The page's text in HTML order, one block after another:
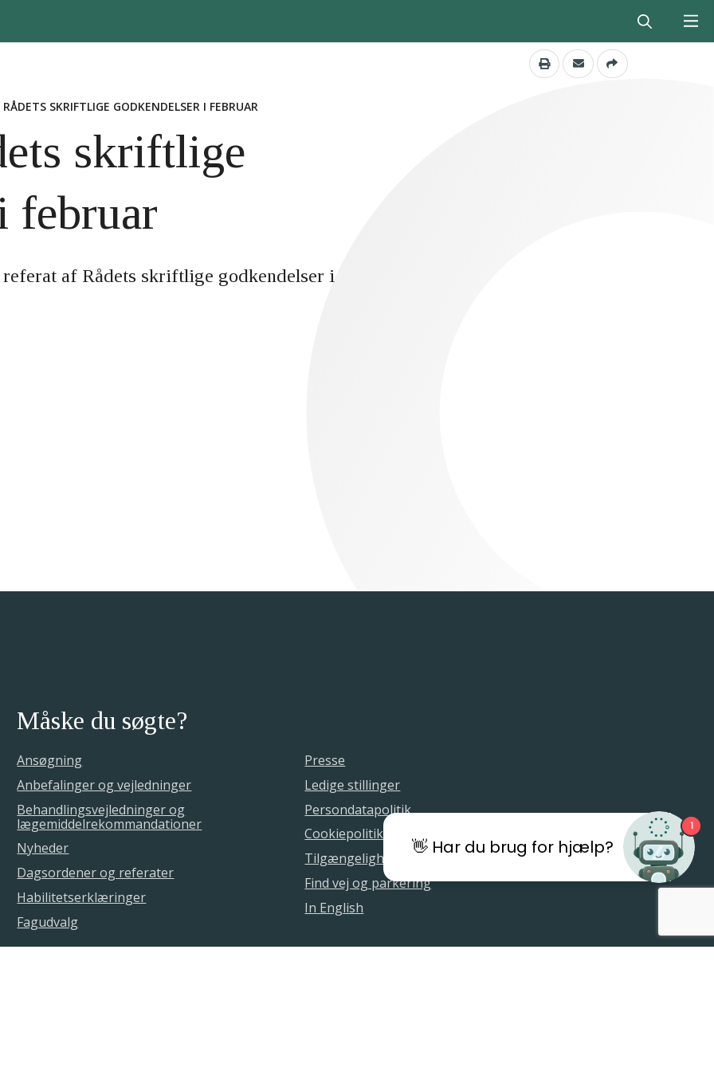
RÅDETS SKRIFTLIGE GODKENDELSER I FEBRUAR
skriftlige
februar
af Rådets skriftlige godkendelser i
Måske du søgte?
Ansøgning
Anbefalinger og vejledninger
Behandlingsvejledninger og
lægemiddelrekommandationer
Nyheder
Dagsordener og referater
Habilitetserklæringer
Fagudvalg
Presse
Ledige stillinger
Persondatapolitik
Cookiepolitik
Tilgængelighedserklæring
Find vej og parkering
In English
👋 Har du brug for hjælp?
1